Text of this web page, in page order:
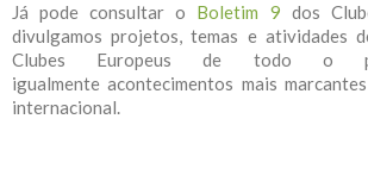
Já pode consultar o Boletim 9 dos
divulgamos projetos, temas e atividades
Clubes Europeus de todo o
igualmente acontecimentos mais
internacional.